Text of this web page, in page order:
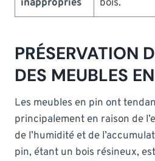
inappropriés
bois.
PRÉSERVATION
DES MEUBLES
Les meubles en pin ont
principalement en raison de
de l’humidité et de
pin, étant un bois résineux,